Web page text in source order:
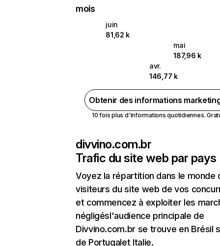
mois
juin
81,62 k
mai
187,96 k
avr.
146,77 k
Obtenir des informations
10 fois plus d'informations quotidiennes.
divvino.com.br
Trafic du site web par pays
Voyez la répartition dans le monde
visiteurs du site web de vos
et commencez à exploiter les
négligésl'audience principale de
Divvino.com.br se trouve en Brésil
de Portugalet Italie.